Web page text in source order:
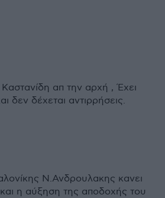
απ την αρχή , Έχει
δεν δέχεται αντιρρήσεις.
Ν.Ανδρουλακης κανει
η αύξηση της αποδοχής του